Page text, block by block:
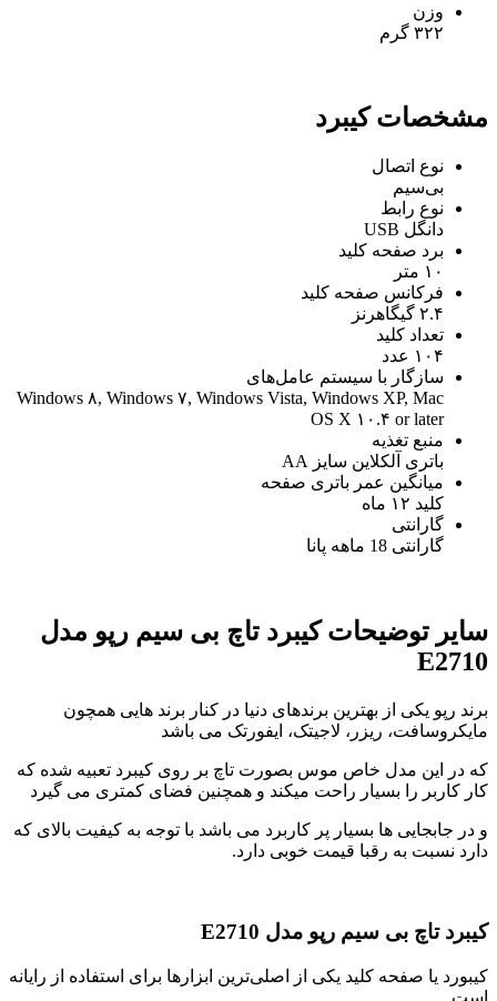
وزن
۳۲۲ گرم
مشخصات کیبرد
نوع اتصال
بی‌سیم
نوع رابط
دانگل USB
برد صفحه کلید
۱۰ متر
فرکانس صفحه کلید
۲.۴ گیگاهرنز
تعداد کلید
۱۰۴ عدد
سازگار با سیستم‌ عامل‌های
Windows ۸, Windows ۷, Windows Vista, Windows XP, Mac
OS X ۱۰.۴ or later
منبع تغذیه
باتری آلکلاین سایز AA
میانگین عمر باتری صفحه
کلید ۱۲ ماه
گارانتی
گارانتی 18 ماهه پانا
سایر توضیحات کیبرد تاچ بی سیم رپو مدل
E2710
برند رپو یکی از بهترین برندهای دنیا در کنار برند هایی همچون
مایکروسافت، ریزر، لاجیتک، ایفورتک می باشد
که در این مدل خاص موس بصورت تاچ بر روی کیبرد تعبیه شده که
کار کاربر را بسیار راحت میکند و همچنین فضای کمتری می گیرد
و در جابجایی ها بسیار پر کاربرد می باشد با توجه به کیفیت بالای که
دارد نسبت به رقبا قیمت خوبی دارد.
کیبرد تاچ بی سیم رپو مدل E2710
کیبورد یا صفحه کلید یکی از اصلی‌ترین ابزارها برای استفاده از رایانه‌
است